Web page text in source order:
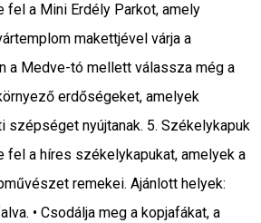
a Mini Erdély Parkot, amely
makettjével várja a
a Medve-tó mellett válassza még a
erdőségeket, amelyek
nyújtanak. 5. Székelykapuk
fel a híres székelykapukat, amelyek a
remekei. Ajánlott helyek:
• Csodálja meg a kopjafákat, a